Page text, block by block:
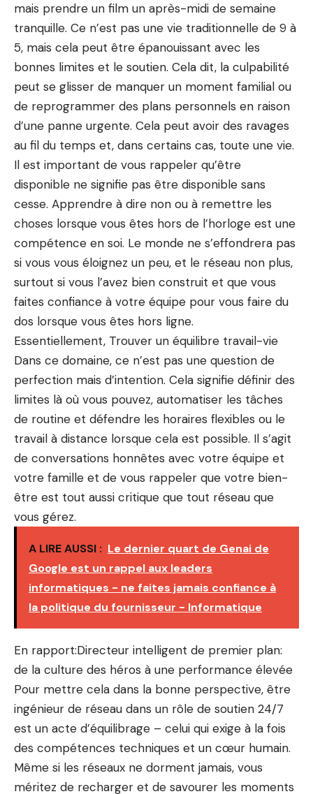
mais prendre un film un après-midi de semaine
tranquille. Ce n’est pas une vie traditionnelle de 9 à
5, mais cela peut être épanouissant avec les
bonnes limites et le soutien. Cela dit, la culpabilité
peut se glisser de manquer un moment familial ou
de reprogrammer des plans personnels en raison
d’une panne urgente. Cela peut avoir des ravages
au fil du temps et, dans certains cas, toute une vie.
Il est important de vous rappeler qu’être
disponible ne signifie pas être disponible sans
cesse. Apprendre à dire non ou à remettre les
choses lorsque vous êtes hors de l’horloge est une
compétence en soi. Le monde ne s’effondrera pas
si vous vous éloignez un peu, et le réseau non plus,
surtout si vous l’avez bien construit et que vous
faites confiance à votre équipe pour vous faire du
dos lorsque vous êtes hors ligne.
Essentiellement, Trouver un équilibre travail-vie
Dans ce domaine, ce n’est pas une question de
perfection mais d’intention. Cela signifie définir des
limites là où vous pouvez, automatiser les tâches
de routine et défendre les horaires flexibles ou le
travail à distance lorsque cela est possible. Il s’agit
de conversations honnêtes avec votre équipe et
votre famille et de vous rappeler que votre bien-
être est tout aussi critique que tout réseau que
vous gérez.
A LIRE AUSSI : Le dernier quart de Genai de
Google est un rappel aux leaders
informatiques - ne faites jamais confiance à
la politique du fournisseur - Informatique
En rapport:Directeur intelligent de premier plan:
de la culture des héros à une performance élevée
Pour mettre cela dans la bonne perspective, être
ingénieur de réseau dans un rôle de soutien 24/7
est un acte d’équilibrage – celui qui exige à la fois
des compétences techniques et un cœur humain.
Même si les réseaux ne dorment jamais, vous
méritez de recharger et de savourer les moments